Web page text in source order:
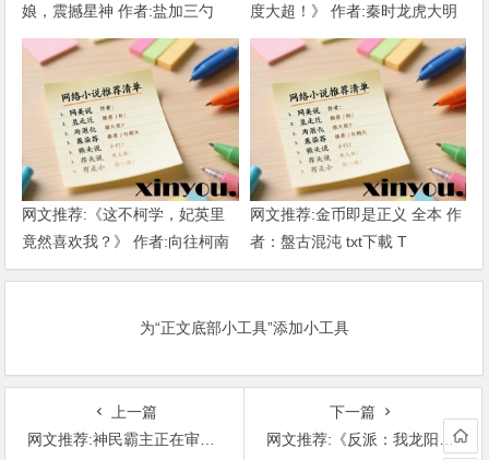
娘，震撼星神 作者:盐加三勺
（1-218）TXT下载
度大超！》 作者:秦时龙虎大明
1-802章 TXT下载
网文推荐:《这不柯学，妃英里
竟然喜欢我？》 作者:向往柯南
1-189章 TXT下载
网文推荐:金币即是正义 全本 作
者：盤古混沌 txt下載 T
为“正文底部小工具”添加小工具
上一篇
网文推荐:神民霸主正在审问异形女特务1-3卷8章作者：咸鱼芥 T
下一篇
网文推荐:《反派：我龙阳道体，圣女全变渣女》 作者:七弦流音 1-299章 TXT下载